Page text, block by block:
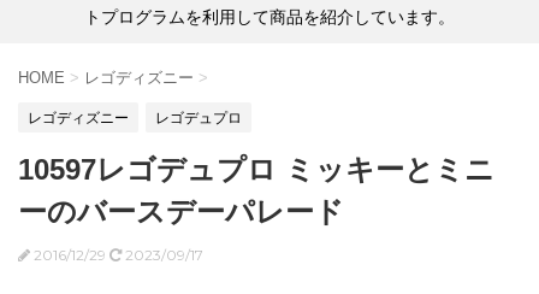
トプログラムを利用して商品を紹介しています。
HOME > レゴディズニー >
レゴディズニー レゴデュプロ
10597レゴデュプロ ミッキーとミニ
ーのバースデーパレード
2016/12/29 2023/09/17